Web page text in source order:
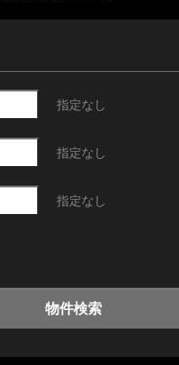
指定なし
指定なし
指定なし
物件検索